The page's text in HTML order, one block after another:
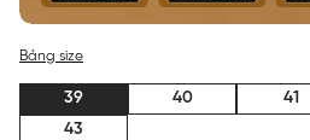
Bảng size
39 40 41
43